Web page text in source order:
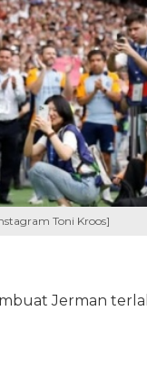
Toni Kroos]
Jerman